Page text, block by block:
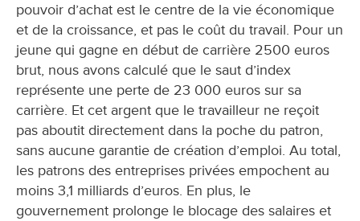
pouvoir d’achat est le centre de la vie économique
et de la croissance, et pas le coût du travail. Pour un
jeune qui gagne en début de carrière 2500 euros
brut, nous avons calculé que le saut d’index
représente une perte de 23 000 euros sur sa
carrière. Et cet argent que le travailleur ne reçoit
pas aboutit directement dans la poche du patron,
sans aucune garantie de création d’emploi. Au total,
les patrons des entreprises privées empochent au
moins 3,1 milliards d’euros. En plus, le
gouvernement prolonge le blocage des salaires et